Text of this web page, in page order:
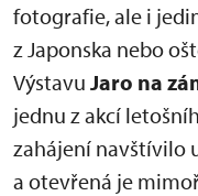
fotografie, ale i
z Japonska nebo
Výstavu Jaro na
jednu z akcí
zahájení navštívilo
a otevřená je